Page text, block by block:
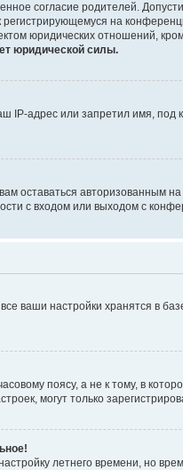
согласие родителей.
на
юридических отношений,
юридической силы.
IP-адрес или запретил имя,
оставаться авторизованным
с входом или выходом с
ваши настройки хранятся в
поясу, а не к тому, в
могут только
летнего времени, но